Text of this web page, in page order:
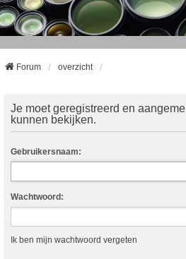
Forum overzicht
Je moet geregistreerd en
kunnen bekijken.
Gebruikersnaam:
Wachtwoord:
Ik ben mijn wachtwoord vergeten